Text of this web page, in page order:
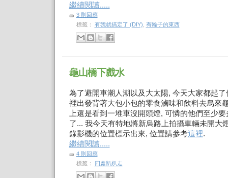
繼續閱讀.....
3 則回應
標籤： 有我就搞定了 (DIY), 有輪子的東西
龜山橋下戲水
為了避開車潮人潮以及大太陽, 今天大家都起
裡出發背著大包小包的零食滷味和飲料去烏來
上還是看到一堆車沒開頭燈, 可憐的他們至少
了... 我今天有特地將新烏路上拍攝車輛未開大
錄影機的位置標示出來, 位置請參考這裡.
繼續閱讀.....
4 則回應
標籤：
四處趴趴走